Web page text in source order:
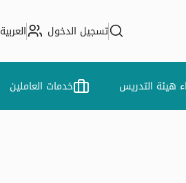
تسجيل الدخول العربية
هيئة التدريس خدمات العاملين